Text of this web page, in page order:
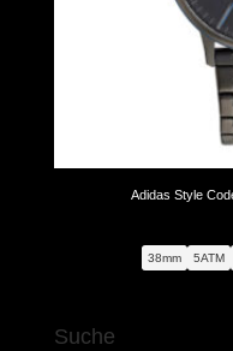
Adidas Style
38mm 5ATM
Suche